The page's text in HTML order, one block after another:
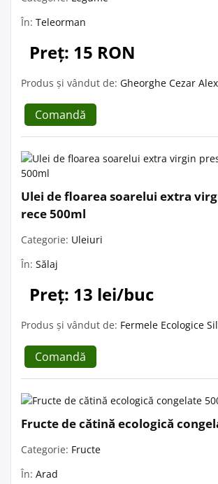
În: Teleorman
Preț: 15 RON
Produs și vândut de: Gheorghe Cezar
Comandă
Ulei de floarea soarelui extra
rece 500ml
Categorie: Uleiuri
În: Sălaj
Preț: 13 lei/buc
Produs și vândut de: Fermele Ecologice
Comandă
Fructe de cătină ecologică
Categorie: Fructe
În: Arad